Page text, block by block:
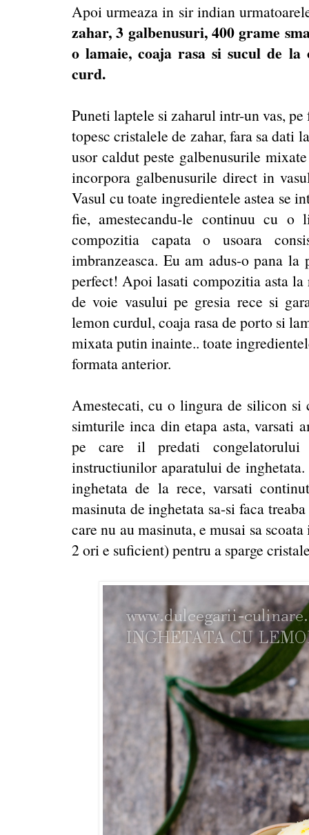
Apoi urmeaza in sir indian
zahar, 3 galbenusuri, 400 grame
o lamaie, coaja rasa si sucul de
curd.
Puneti laptele si zaharul intr-un vas,
topesc cristalele de zahar, fara sa
usor caldut peste galbenusurile
incorpora galbenusurile direct in
Vasul cu toate ingredientele astea se
fie, amestecandu-le continuu cu
compozitia capata o usoara
imbranzeasca. Eu am adus-o pana
perfect! Apoi lasati compozitia asta
de voie vasului pe gresia rece si
lemon curdul, coaja rasa de porto si
mixata putin inainte.. toate
formata anterior.
Amestecati, cu o lingura de silicon si
simturile inca din etapa asta, varsati
pe care il predati
instructiunilor aparatului de
inghetata de la rece, varsati
masinuta de inghetata sa-si faca
care nu au masinuta, e musai sa
2 ori e suficient) pentru a sparge